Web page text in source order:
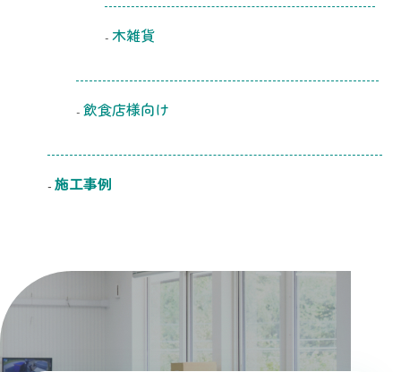
木雑貨
飲食店様向け
施工事例